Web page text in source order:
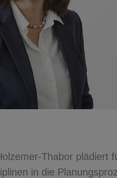
Thabor plädiert
in die